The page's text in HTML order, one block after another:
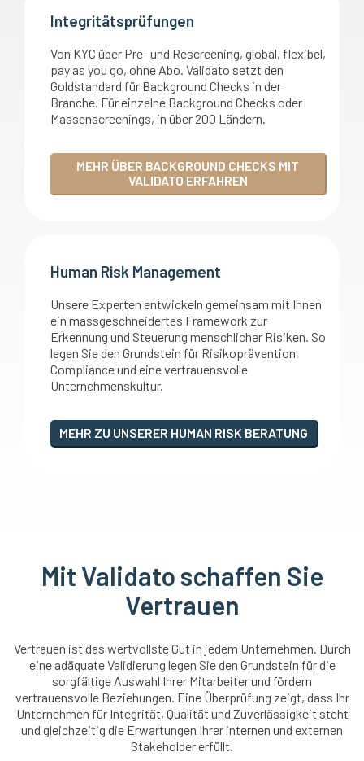
Integritätsprüfungen
Von KYC über Pre- und Rescreening, global, flexibel,
pay as you go, ohne Abo. Validato setzt den
Goldstandard für Background Checks in der
Branche. Für einzelne Background Checks oder
Massenscreenings, in über 200 Ländern.
MEHR ÜBER BACKGROUND CHECKS MIT
VALIDATO ERFAHREN
Human Risk Management
Unsere Experten entwickeln gemeinsam mit Ihnen
ein massgeschneidertes Framework zur
Erkennung und Steuerung menschlicher Risiken. So
legen Sie den Grundstein für Risikoprävention,
Compliance und eine vertrauensvolle
Unternehmenskultur.
MEHR ZU UNSERER HUMAN RISK BERATUNG
Mit Validato schaffen Sie
Vertrauen
Vertrauen ist das wertvollste Gut in jedem Unternehmen. Durch
eine adäquate Validierung legen Sie den Grundstein für die
sorgfältige Auswahl Ihrer Mitarbeiter und fördern
vertrauensvolle Beziehungen. Eine Überprüfung zeigt, dass Ihr
Unternehmen für Integrität, Qualität und Zuverlässigkeit steht
und gleichzeitig die Erwartungen Ihrer internen und externen
Stakeholder erfüllt.